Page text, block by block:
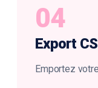
04
Export
Emportez